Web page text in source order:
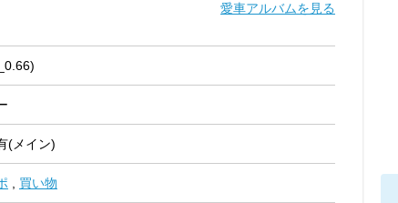
愛車アルバムを見る
(メイン)
買い物